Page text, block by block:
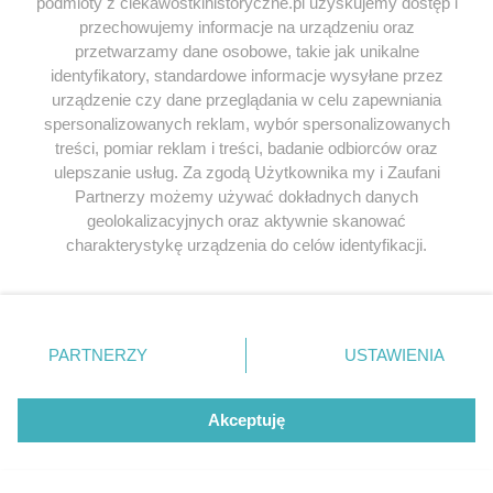
Z czego egzaminowano
marynarzy?
W międzywojniu zdecydowano, że
oficerowie marynarki muszą zdać egzamin z
polskiej literatury i historii. Tak wspominał go
legendarny komandor Eugeniusz Pławski.
Ostatnia
O ...
Na silnie
stanowiska we wsi
polskie czołgi i
zaciekle broni
Kaliński
przechowujemy informacje na urządzeniu oraz
przetwarzamy dane osobowe, takie jak unikalne
identyfikatory, standardowe informacje wysyłane przez
urządzenie czy dane przeglądania w celu zapewniania
spersonalizowanych reklam, wybór spersonalizowanych
treści, pomiar reklam i treści, badanie odbiorców oraz
ulepszanie usług. Za zgodą Użytkownika my i Zaufani
Partnerzy możemy używać dokładnych danych
geolokalizacyjnych oraz aktywnie skanować
charakterystykę urządzenia do celów identyfikacji.
zmienić/wycofać klikając przycisk ustawień prywatności
znajdujący się w lewym dolnym rogu strony
. Niektóre
użytkownika, ale masz prawo sprzeciwić się takiemu
przetwarzaniu. Preferencje będą miały zastosowania tylko
PARTNERZY USTAWIENIA
Akceptuję